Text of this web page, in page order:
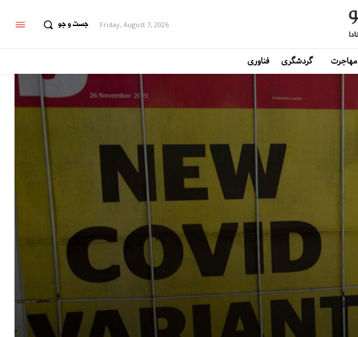
جست و جو Friday, August 7, 2026
مهاجرت گردشگری فناوری